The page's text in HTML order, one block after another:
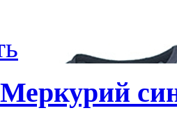
Меркурий